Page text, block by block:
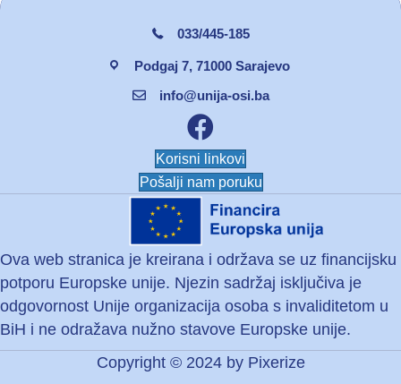
033/445-185
Podgaj 7, 71000 Sarajevo
info@unija-osi.ba
Facebook unija osi
Korisni linkovi
Pošalji nam poruku
Ova web stranica je kreirana i održava se uz financijsku
potporu Europske unije. Njezin sadržaj isključiva je
odgovornost Unije organizacija osoba s invaliditetom u
BiH i ne odražava nužno stavove Europske unije.
Copyright © 2024 by Pixerize